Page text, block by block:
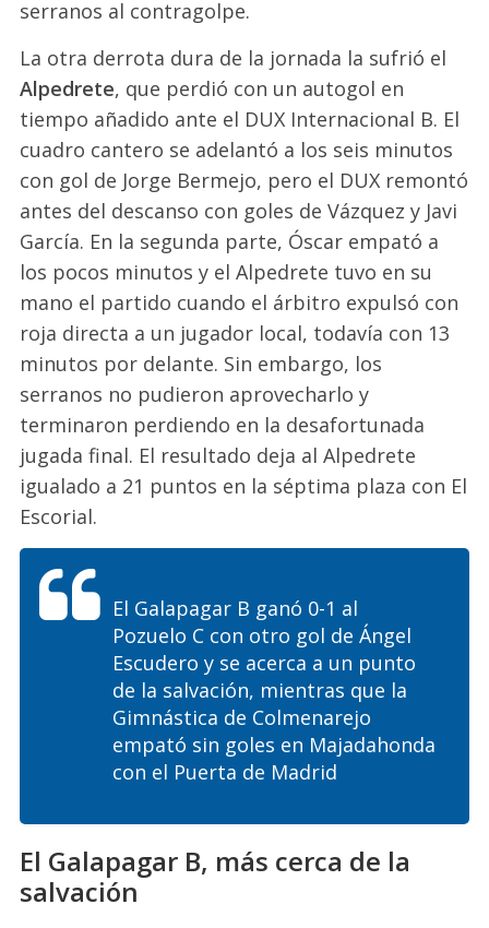
serranos al contragolpe.
La otra derrota dura de la jornada la sufrió el
Alpedrete, que perdió con un autogol en
tiempo añadido ante el DUX Internacional B. El
cuadro cantero se adelantó a los seis minutos
con gol de Jorge Bermejo, pero el DUX remontó
antes del descanso con goles de Vázquez y Javi
García. En la segunda parte, Óscar empató a
los pocos minutos y el Alpedrete tuvo en su
mano el partido cuando el árbitro expulsó con
roja directa a un jugador local, todavía con 13
minutos por delante. Sin embargo, los
serranos no pudieron aprovecharlo y
terminaron perdiendo en la desafortunada
jugada final. El resultado deja al Alpedrete
igualado a 21 puntos en la séptima plaza con El
Escorial.
El Galapagar B ganó 0-1 al
Pozuelo C con otro gol de Ángel
Escudero y se acerca a un punto
de la salvación, mientras que la
Gimnástica de Colmenarejo
empató sin goles en Majadahonda
con el Puerta de Madrid
El Galapagar B, más cerca de la
salvación